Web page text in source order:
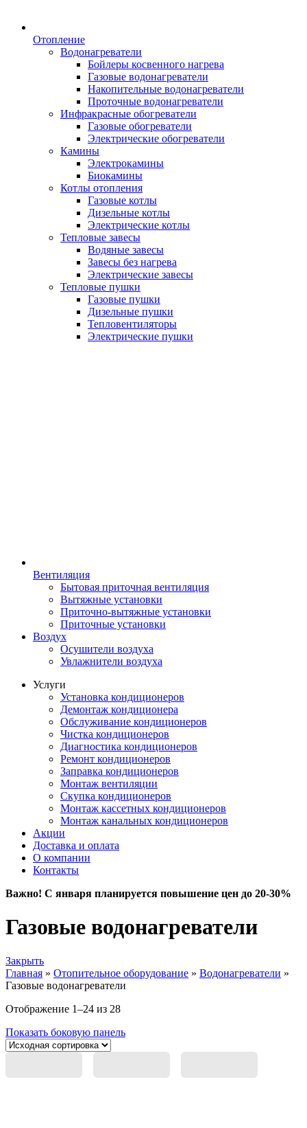
Отопление
Водонагреватели
Бойлеры косвенного нагрева
Газовые водонагреватели
Накопительные водонагреватели
Проточные водонагреватели
Инфракрасные обогреватели
Газовые обогреватели
Электрические обогреватели
Камины
Электрокамины
Биокамины
Котлы отопления
Газовые котлы
Дизельные котлы
Электрические котлы
Тепловые завесы
Водяные завесы
Завесы без нагрева
Электрические завесы
Тепловые пушки
Газовые пушки
Дизельные пушки
Тепловентиляторы
Электрические пушки
Вентиляция
Бытовая приточная вентиляция
Вытяжные установки
Приточно-вытяжные установки
Приточные установки
Воздух
Осушители воздуха
Увлажнители воздуха
Услуги
Установка кондиционеров
Демонтаж кондиционера
Обслуживание кондиционеров
Чистка кондиционеров
Диагностика кондиционеров
Ремонт кондиционеров
Заправка кондиционеров
Монтаж вентиляции
Скупка кондиционеров
Монтаж кассетных кондиционеров
Монтаж канальных кондиционеров
Акции
Доставка и оплата
О компании
Контакты
Важно! С января планируется повышение цен до 20-30%
Газовые водонагреватели
Закрыть
Главная » Отопительное оборудование » Водонагреватели »
Газовые водонагреватели
Отображение 1–24 из 28
Показать боковую панель